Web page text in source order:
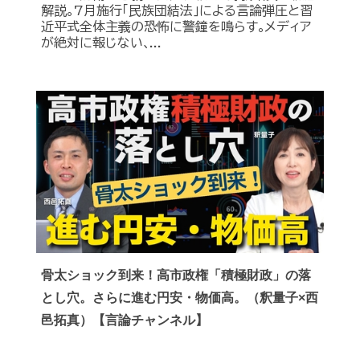
解説｡7月施行｢民族団結法｣による言論弾圧と習
近平式全体主義の恐怖に警鐘を鳴らす｡メディア
が絶対に報じない､...
骨太ショック到来！高市政権「積極財政」の落
とし穴。さらに進む円安・物価高。（釈量子×西
邑拓真）【言論チャンネル】